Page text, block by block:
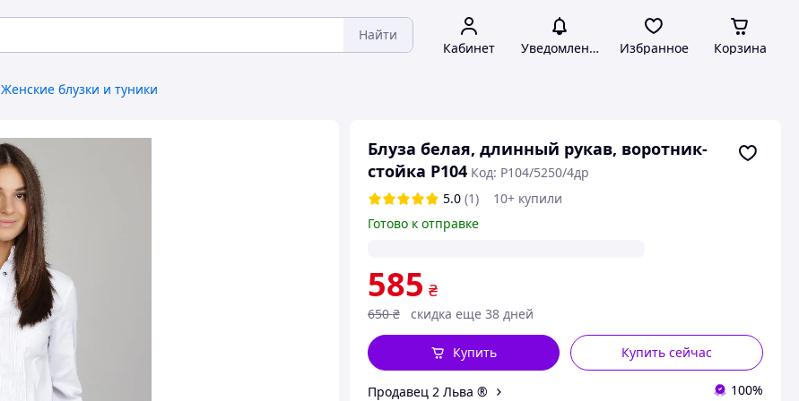
Найти
Кабинет Уведомления Избранное Корзина
Женские блузки и туники
Блуза белая, длинный рукав, воротник-
стойка Р104 Код: Р104/5250/4др
5.0 (1)
10+ купили
Готово к отправке
585 ₴
650 ₴ скидка еще 38 дней
Купить сейчас
Купить
Продавец 2 Льва ® 100%